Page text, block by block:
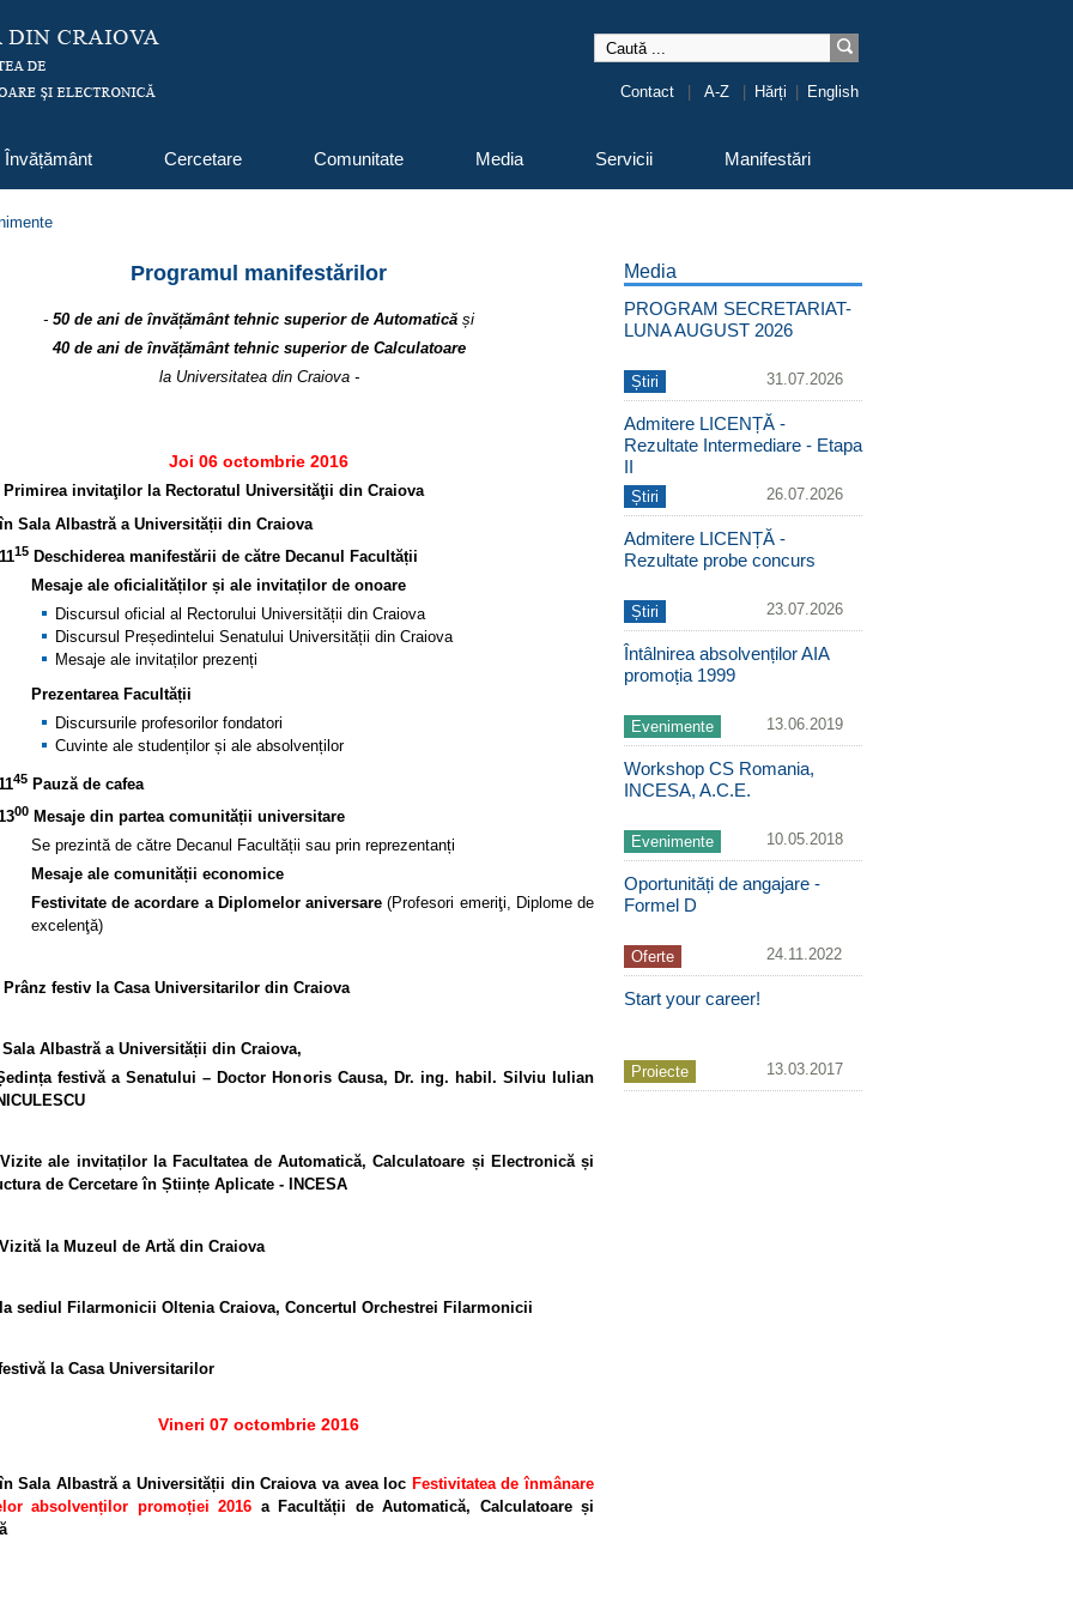
Contact A-Z Hărți English
Învățământ Cercetare Comunitate Media Servicii Manifestări
Programul manifestărilor
- 50 de ani de învățământ tehnic superior de Automatică și
40 de ani de învățământ tehnic superior de Calculatoare
la Universitatea din Craiova -
Joi 06 octombrie 2016
Primirea invitaţilor la Rectoratul Universităţii din Craiova
Sala Albastră a Universității din Craiova
15 Deschiderea manifestării de către Decanul Facultății
Mesaje ale oficialităților și ale invitaților de onoare
Discursul oficial al Rectorului Universității din Craiova
Discursul Președintelui Senatului Universității din Craiova
Mesaje ale invitaților prezenți
Prezentarea Facultății
Discursurile profesorilor fondatori
Cuvinte ale studenților și ale absolvenților
45 Pauză de cafea
00 Mesaje din partea comunității universitare
Se prezintă de către Decanul Facultății sau prin reprezentanți
Mesaje ale comunității economice
Festivitate de acordare a Diplomelor aniversare(Profesori emeriţi, Diplome de
excelenţă)
Prânz festiv la Casa Universitarilor din Craiova
Sala Albastră a Universității din Craiova,
festivă a Senatului – Doctor Honoris Causa, Dr. ing. habil. Silviu Iulian
Vizite ale invitaților la Facultatea de Automatică, Calculatoare și Electronică și
de Cercetare în Științe Aplicate - INCESA
Vizită la Muzeul de Artă din Craiova
la sediul Filarmonicii Oltenia Craiova, Concertul Orchestrei Filarmonicii
la Casa Universitarilor
Vineri 07 octombrie 2016
Sala Albastră a Universității din Craiova va avea loc Festivitatea de înmânare
absolvenților promoției 2016 a Facultății de Automatică, Calculatoare și
Media
PROGRAM SECRETARIAT-
LUNA AUGUST 2026
Știri 31.07.2026
Admitere LICENȚĂ -
Rezultate Intermediare - Etapa
II
Știri 26.07.2026
Admitere LICENȚĂ -
Rezultate probe concurs
Știri 23.07.2026
Întâlnirea absolvenților AIA
promoția 1999
Evenimente 13.06.2019
Workshop CS Romania,
INCESA, A.C.E.
Evenimente 10.05.2018
Oportunități de angajare -
Formel D
Oferte 24.11.2022
Start your career!
Proiecte 13.03.2017